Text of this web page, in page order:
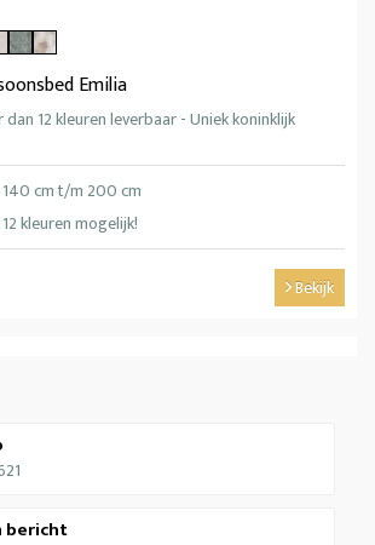
bericht
Emilia
12 kleuren leverbaar - Uniek koninklijk
140 cm t/m 200 cm
12 kleuren mogelijk!
Bekijk